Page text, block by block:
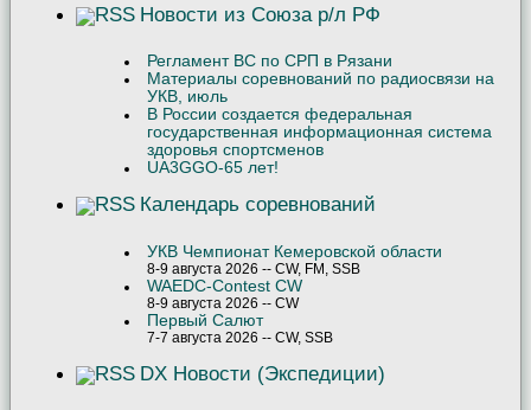
Новости из Союза р/л РФ
Регламент ВС по СРП в Рязани
Материалы соревнований по радиосвязи на
УКВ, июль
В России создается федеральная
государственная информационная система
здоровья спортсменов
UA3GGO-65 лет!
Календарь соревнований
УКВ Чемпионат Кемеровской области
8-9 августа 2026 -- CW, FM, SSB
WAEDC-Contest CW
8-9 августа 2026 -- CW
Первый Салют
7-7 августа 2026 -- CW, SSB
DX Новости (Экспедиции)